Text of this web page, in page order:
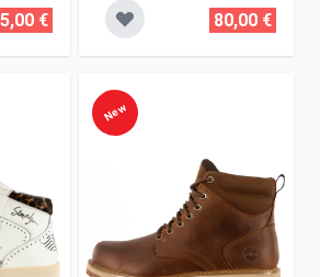
€ 80,00 €
New